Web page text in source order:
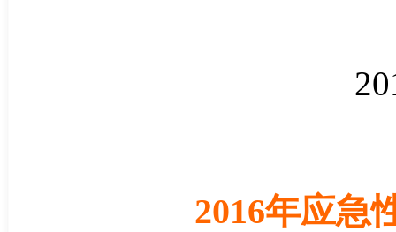
2016年应急